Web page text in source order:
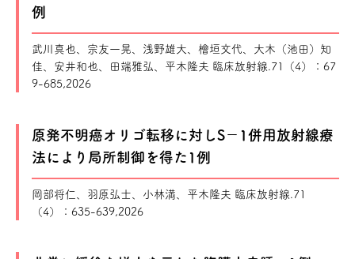
例
武川真也、宗友一晃、浅野雄大、檜垣文代、大木（池田）知
佳、安井和也、田端雅弘、平木隆夫 臨床放射線.71（4）：67
9-685,2026
原発不明癌オリゴ転移に対しS−1併用放射線療
法により局所制御を得た1例
岡部将仁、羽原弘士、小林満、平木隆夫 臨床放射線.71
（4）：635-639,2026